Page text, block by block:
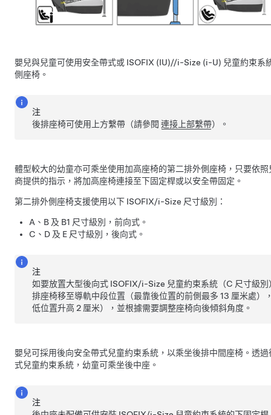
嬰兒與兒童可使用安全帶式或 ISOFIX (IU)//i-Size (i-U) 兒童約束系
側座椅。
注
後排座椅可使用上方繫帶（請參閱連接上部繫帶）。
體型較大的幼童亦可乘坐使用加高座椅的第二排外側座椅，只要依
商提供的指示，將加高座椅連接至下固定桿或以安全帶固定。
第二排外側座椅支援使用以下 ISOFIX/i-Size 尺寸級別：
A、B 及 B1 尺寸級別，前向式。
C、D 及 E 尺寸級別，後向式。
注
如要放置大型後向式 ISOFIX/i-Size 兒童約束系統（C 尺寸級
排座椅移至導軌中段位置（最靠後位置的前側最多 13 厘米處）
低位置升高 2 厘米），並根據需要調整座椅向後傾斜角度。
嬰兒可採用後向安全帶式兒童約束系統，以乘坐後排中間座椅。透
式兒童約束系統，幼童可乘坐後中座。
注